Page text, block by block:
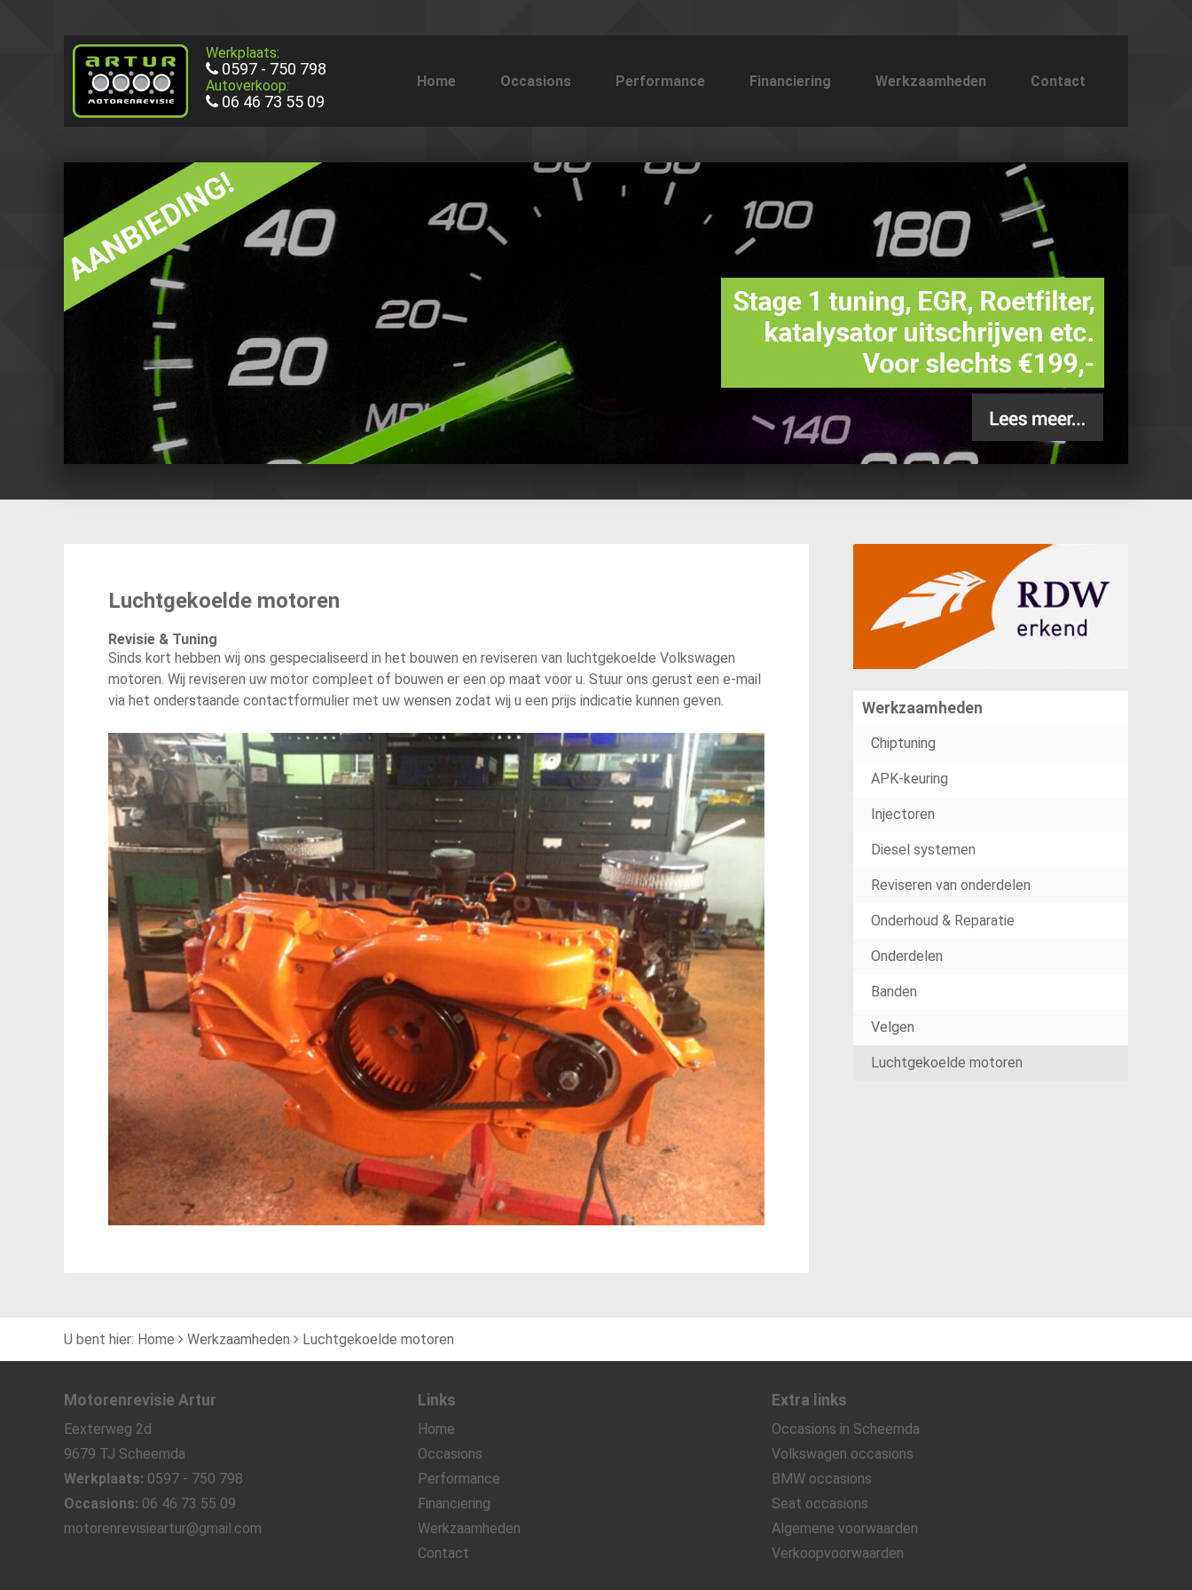
Werkplaats:
0597 - 750 798
Autoverkoop:
06 46 73 55 09
Home Occasions Performance Financiering Werkzaamheden Contact
Luchtgekoelde motoren
Revisie & Tuning
Sinds kort hebben wij ons gespecialiseerd in het bouwen en reviseren van luchtgekoelde Volkswagen
motoren. Wij reviseren uw motor compleet of bouwen er een op maat voor u. Stuur ons gerust een e-mail
via het onderstaande contactformulier met uw wensen zodat wij u een prijs indicatie kunnen geven.
Werkzaamheden
Chiptuning
APK-keuring
Injectoren
Diesel systemen
Reviseren van onderdelen
Onderhoud & Reparatie
Onderdelen
Banden
Velgen
Luchtgekoelde motoren
U bent hier: Home Werkzaamheden Luchtgekoelde motoren
Motorenrevisie Artur
Eexterweg 2d
9679 TJ Scheemda
Werkplaats: 0597 - 750 798
Occasions: 06 46 73 55 09
motorenrevisieartur@gmail.com
Links
Home
Occasions
Performance
Financiering
Werkzaamheden
Contact
Extra links
Occasions in Scheemda
Volkswagen occasions
BMW occasions
Seat occasions
Algemene voorwaarden
Verkoopvoorwaarden